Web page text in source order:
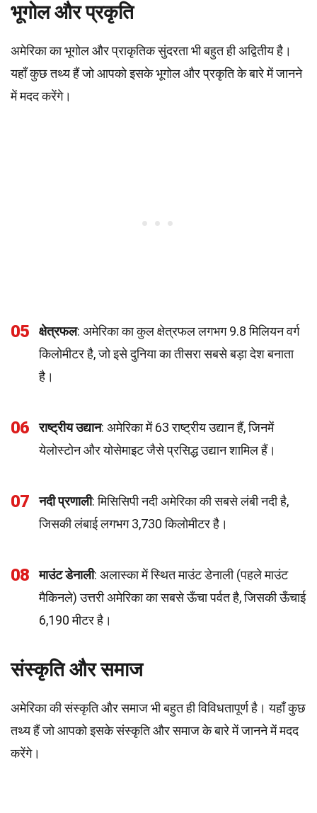
भूगोल और प्रकृति
अमेरिका का भूगोल और प्राकृतिक सुंदरता भी बहुत ही अद्वितीय है।
यहाँ कुछ तथ्य हैं जो आपको इसके भूगोल और प्रकृति के बारे में जानने
में मदद करेंगे।
05 क्षेत्रफल: अमेरिका का कुल क्षेत्रफल लगभग 9.8 मिलियन वर्ग
किलोमीटर है, जो इसे दुनिया का तीसरा सबसे बड़ा देश बनाता
है।
06 राष्ट्रीय उद्यान: अमेरिका में 63 राष्ट्रीय उद्यान हैं, जिनमें
येलोस्टोन और योसेमाइट जैसे प्रसिद्ध उद्यान शामिल हैं।
07 नदी प्रणाली: मिसिसिपी नदी अमेरिका की सबसे लंबी नदी है,
जिसकी लंबाई लगभग 3,730 किलोमीटर है।
08 माउंट डेनाली: अलास्का में स्थित माउंट डेनाली (पहले माउंट
मैकिनले) उत्तरी अमेरिका का सबसे ऊँचा पर्वत है, जिसकी ऊँचाई
6,190 मीटर है।
संस्कृति और समाज
अमेरिका की संस्कृति और समाज भी बहुत ही विविधतापूर्ण है। यहाँ कुछ
तथ्य हैं जो आपको इसके संस्कृति और समाज के बारे में जानने में मदद
करेंगे।